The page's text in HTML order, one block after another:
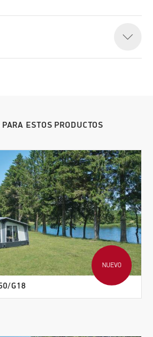
ESTOS PRODUCTOS
NUEVO
G18